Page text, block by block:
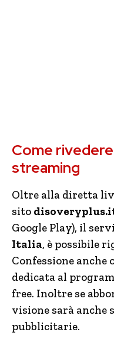
Come
streaming
Oltre alla diretta
sito
Google Play), il
Italia, è possibile
Confessione anche
dedicata al
free. Inoltre se
visione sarà anche
pubblicitarie.